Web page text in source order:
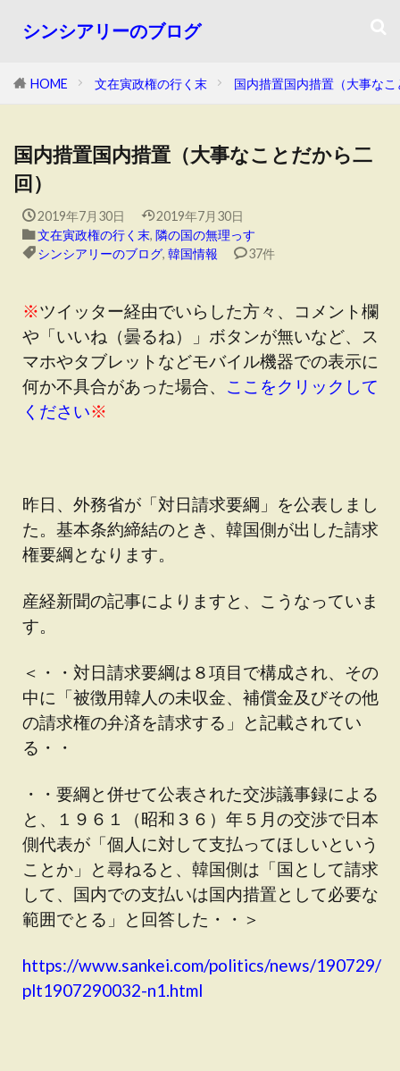
シンシアリーのブログ
HOME 文在寅政権の行く末 国内措置国内措置（大事な
国内措置国内措置（大事なことだから二
回）
2019年7月30日
2019年7月30日
文在寅政権の行く末, 隣の国の無理っす
シンシアリーのブログ, 韓国情報 37件
※ツイッター経由でいらした方々、コメント欄
や「いいね（曇るね）」ボタンが無いなど、ス
マホやタブレットなどモバイル機器での表示に
何か不具合があった場合、 ここをクリックして
ください※
昨日、外務省が「対日請求要綱」を公表しまし
た。基本条約締結のとき、韓国側が出した請求
権要綱となります。
産経新聞の記事によりますと、こうなっていま
す。
＜・・対日請求要綱は８項目で構成され、その
中に「被徴用韓人の未収金、補償金及びその他
の請求権の弁済を請求する」と記載されてい
る・・
・・要綱と併せて公表された交渉議事録による
と、１９６１（昭和３６）年５月の交渉で日本
側代表が「個人に対して支払ってほしいという
ことか」と尋ねると、韓国側は「国として請求
して、国内での支払いは国内措置として必要な
範囲でとる」と回答した・・＞
https://www.sankei.com/politics/news/190729/
plt1907290032-n1.html